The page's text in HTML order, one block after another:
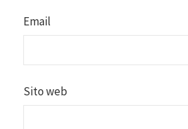
Email
Sito web